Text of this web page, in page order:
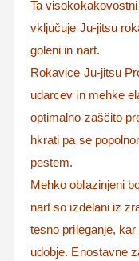
Ta
vključuje Ju-jitsu
goleni in nart.
Rokavice Ju-jitsu
udarcev in mehke
optimalno zaščito
hkrati pa se
pestem.
Mehko oblazinjeni
nart so izdelani iz
tesno prileganje,
udobje. Enostavne